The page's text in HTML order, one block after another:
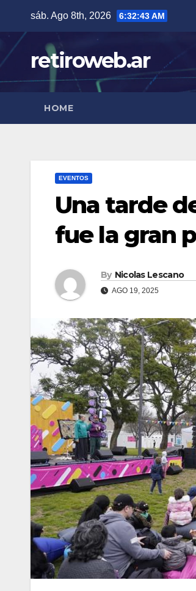
content
sáb. Ago 8th, 2026 6:32:44 AM
retiroweb.ar
HOME
EVENTOS
Una tarde
fue la gran
By Nicolas Lescano
AGO 19, 2025